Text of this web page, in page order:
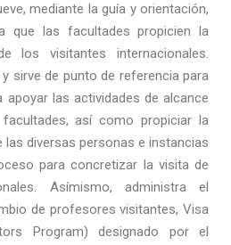
mediante la guía y orientación,
que las facultades propicien la
los visitantes internacionales.
sirve de punto de referencia para
las actividades de alcance
así como propiciar la
diversas personas e instancias
para concretizar la visita de
Asímismo, administra el
de profesores visitantes, Visa
Program) designado por el